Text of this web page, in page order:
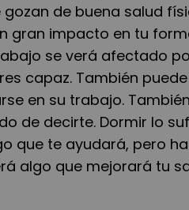
de buena salud
gran impacto en tu
se verá afectado
capaz. También
en su trabajo.
de decirte. Dormir lo
que te ayudará, pero
algo que mejorará tu